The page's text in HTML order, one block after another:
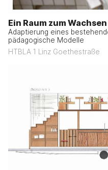
Ein Raum zum Wachsen
Adaptierung eines
pädagogische Modelle
HTBLA 1 Linz Goethestraße